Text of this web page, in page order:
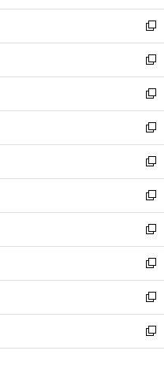
開
く
ウ
で
開
く
ン
ド
ウ
で
開
く
ウ
ィ
ン
ド
ウ
で
開
く
新
し
い
ウ
ィ
ン
ド
ウ
で
開
く
新
し
い
ウ
ィ
ン
ド
ウ
で
開
く
新
し
い
ウ
ィ
ン
ド
ウ
で
開
く
新
し
い
ウ
ィ
ン
ド
ウ
で
開
く
新
し
い
ウ
ィ
ン
ド
ウ
で
開
く
新
し
い
ウ
ィ
ン
ド
ウ
で
開
新
し
い
ウ
ィ
ン
ド
ウ
新
し
い
ウ
ィ
ン
新
し
い
ウ
新
し